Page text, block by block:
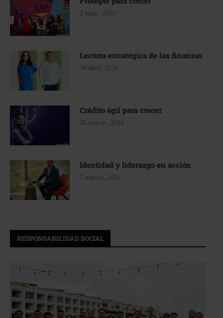
2 junio, 2026
Lectura estratégica de las finanzas
30 abril, 2026
Crédito ágil para crecer
31 marzo, 2026
Identidad y liderazgo en acción
7 marzo, 2026
RESPONSABILIDAD SOCIAL